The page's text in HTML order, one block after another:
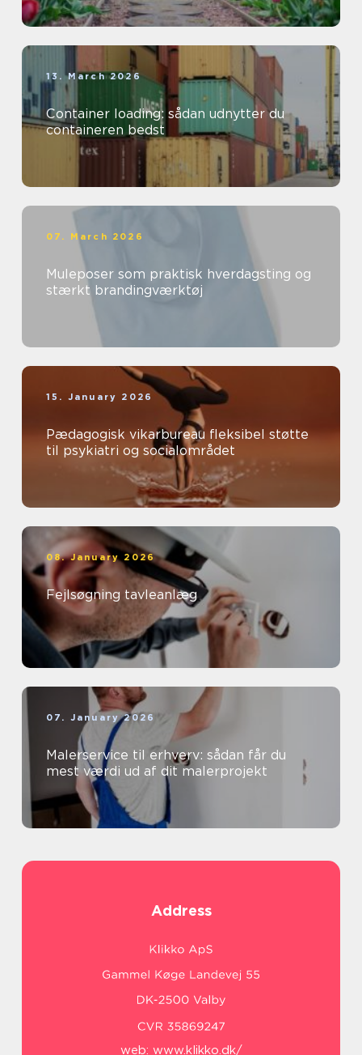
13. March 2026
Container loading: sådan udnytter du
containeren bedst
07. March 2026
Muleposer som praktisk hverdagsting og
stærkt brandingværktøj
15. January 2026
Pædagogisk vikarbureau fleksibel støtte
til psykiatri og socialområdet
08. January 2026
Fejlsøgning tavleanlæg
07. January 2026
Malerservice til erhverv: sådan får du
mest værdi ud af dit malerprojekt
Address
web: www.klikko.dk/